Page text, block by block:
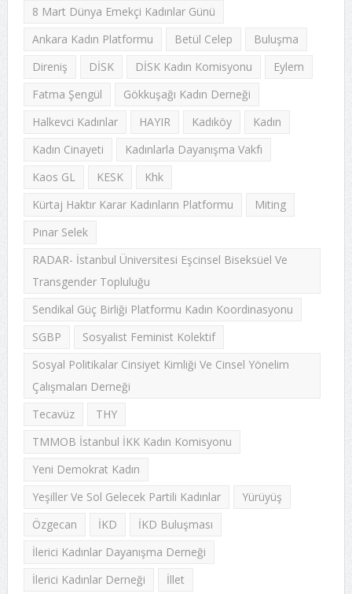
8 Mart Dünya Emekçi Kadınlar Günü
Ankara Kadın Platformu
Betül Celep
Buluşma
Direniş
DİSK DİSK Kadın Komisyonu
Eylem
Fatma Şengül
Gökkuşağı Kadın Derneği
Halkevci Kadınlar
HAYIR Kadıköy
Kadın
Kadın Cinayeti
Kadınlarla Dayanışma Vakfı
Kaos GL
KESK
Khk
Kürtaj Haktır Karar Kadınların Platformu
Miting
Pınar Selek
RADAR- İstanbul Üniversitesi Eşcinsel Biseksüel Ve
Transgender Topluluğu
Sendikal Güç Birliği Platformu Kadın Koordinasyonu
SGBP
Sosyalist Feminist Kolektif
Sosyal Politikalar Cinsiyet Kimliği Ve Cinsel Yönelim
Çalışmaları Derneği
Tecavüz
THY
TMMOB İstanbul İKK Kadın Komisyonu
Yeni Demokrat Kadın
Yeşiller Ve Sol Gelecek Partili Kadınlar
Yürüyüş
Özgecan
İKD
İKD Buluşması
İlerici Kadınlar Dayanışma Derneği
İlerici Kadınlar Derneği
İllet